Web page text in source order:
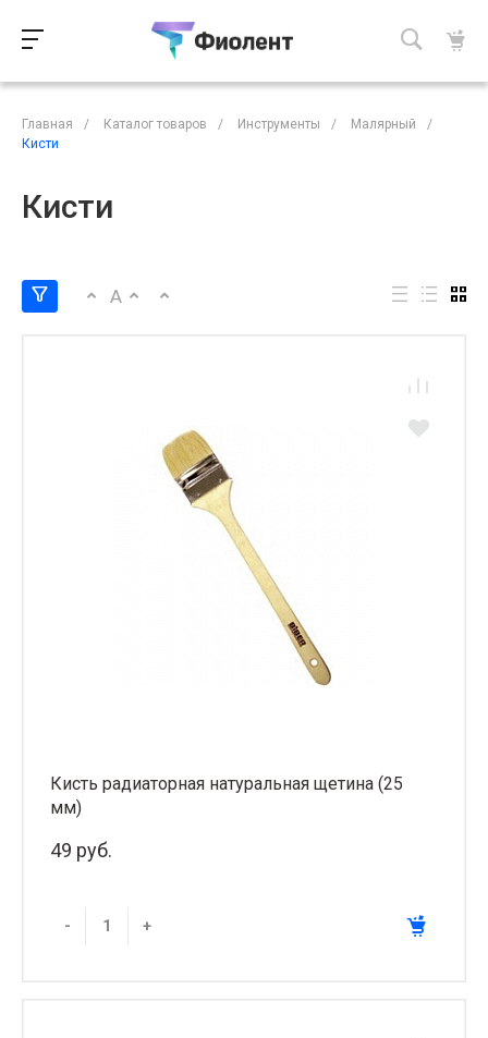
Главная / Каталог товаров / Инструменты / Малярный
/
Кисти
Кисти
A
Кисть радиаторная натуральная щетина (25
мм)
49 руб.
- +